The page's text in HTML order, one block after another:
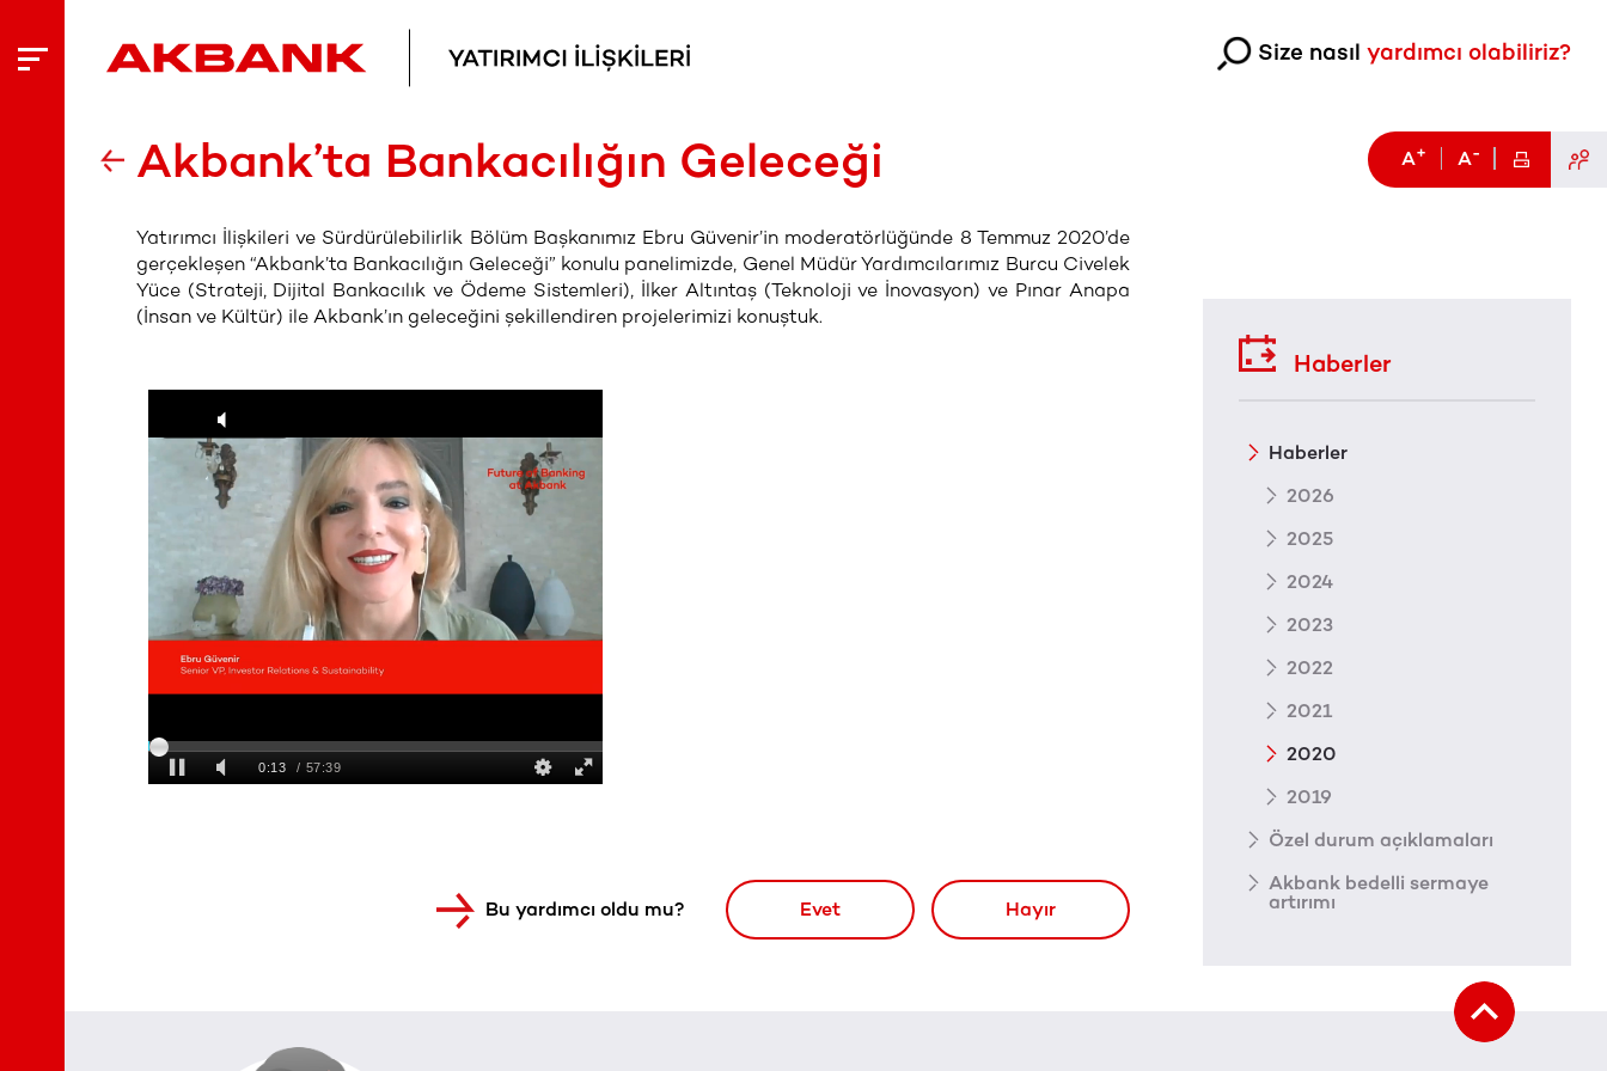
Size nasıl yardımcı olabiliriz?
Akbank’ta Bankacılığın Geleceği
Yatırımcı İlişkileri ve Sürdürülebilirlik Bölüm Başkanımız Ebru Güvenir’in moderatörlüğünde 8 Temmuz 2020’de
gerçekleşen “Akbank’ta Bankacılığın Geleceği” konulu panelimizde, Genel Müdür Yardımcılarımız Burcu Civelek
Yüce (Strateji, Dijital Bankacılık ve Ödeme Sistemleri), İlker Altıntaş (Teknoloji ve İnovasyon) ve Pınar Anapa
(İnsan ve Kültür) ile Akbank’ın geleceğini şekillendiren projelerimizi konuştuk.
Bu yardımcı oldu mu? Evet Hayır
A+ A-
Haberler
Haberler
2026
2025
2024
2023
2022
2021
2020
2019
Özel durum açıklamaları
Akbank bedelli sermaye
artırımı